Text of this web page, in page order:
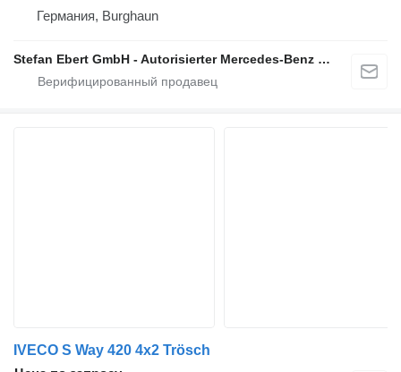
Германия, Burghaun
Stefan Ebert GmbH - Autorisierter Mercedes-Benz Servicepartner
IVECO S Way 420 4x2 Trösch